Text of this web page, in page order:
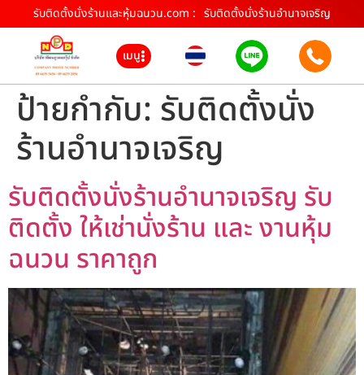
รับติดตั้งนั่งร้านและหุ้มฉนวน.com : รับติดตั้งนั่งร้านอำนาจเจริญ
เมนู
ป้ายกำกับ: รับติดตั้งนั่ง
ร้านอำนาจเจริญ
รับติดตั้งนั่งร้านอำนาจเจริญ รับ
ติดตั้ง ให้เช่านั่งร้าน และ งานหุ้ม
ฉนวน ราคาถูก